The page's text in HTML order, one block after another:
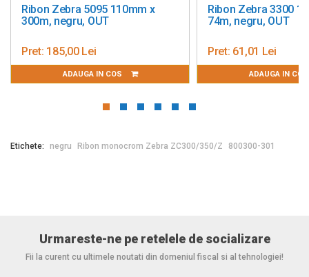
Ribon Zebra 5095 110mm x
300m, negru, OUT
Pret: 185,00 Lei
ADAUGA IN COS
Ribon Zebra 3300
74m, negru, OUT
Pret: 61,01 Lei
ADAUGA IN
Etichete: negru Ribon monocrom Zebra ZC300/350/Z 800300-301
Urmareste-ne pe retelele de socializare
Fii la curent cu ultimele noutati din domeniul fiscal si al tehnologiei!